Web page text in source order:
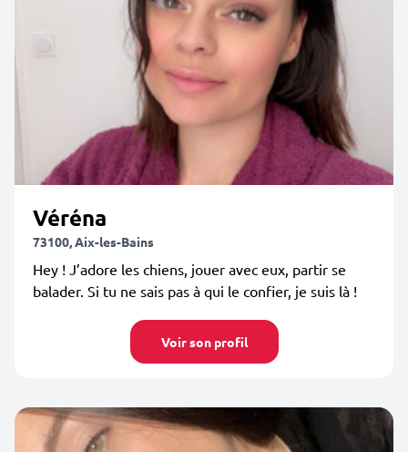
Véréna
73100, Aix-les-Bains
Hey ! J’adore les chiens, jouer avec eux, partir se
balader. Si tu ne sais pas à qui le confier, je suis là !
Voir son profil